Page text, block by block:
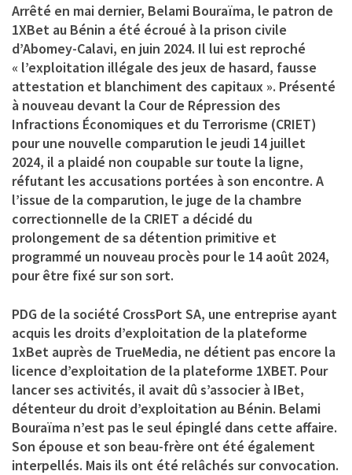
Arrêté en mai dernier, Belami Bouraïma, le patron de
1XBet au Bénin a été écroué à la prison civile
d’Abomey-Calavi, en juin 2024. Il lui est reproché
« l’exploitation illégale des jeux de hasard, fausse
attestation et blanchiment des capitaux ». Présenté
à nouveau devant la Cour de Répression des
Infractions Économiques et du Terrorisme (CRIET)
pour une nouvelle comparution le jeudi 14 juillet
2024, il a plaidé non coupable sur toute la ligne,
réfutant les accusations portées à son encontre. A
l’issue de la comparution, le juge de la chambre
correctionnelle de la CRIET a décidé du
prolongement de sa détention primitive et
programmé un nouveau procès pour le 14 août 2024,
pour être fixé sur son sort.
PDG de la société CrossPort SA, une entreprise ayant
acquis les droits d’exploitation de la plateforme
1xBet auprès de TrueMedia, ne détient pas encore la
licence d’exploitation de la plateforme 1XBET. Pour
lancer ses activités, il avait dû s’associer à IBet,
détenteur du droit d’exploitation au Bénin. Belami
Bouraïma n’est pas le seul épinglé dans cette affaire.
Son épouse et son beau-frère ont été également
interpellés. Mais ils ont été relâchés sur convocation.